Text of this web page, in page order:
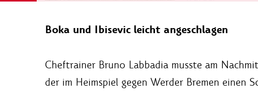
Boka und Ibisevic leicht angeschlagen
Cheftrainer Bruno Labbadia musste am
der im Heimspiel gegen Werder Bremen einen